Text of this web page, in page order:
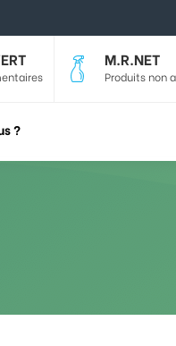
M.R.NET
Produits non
?